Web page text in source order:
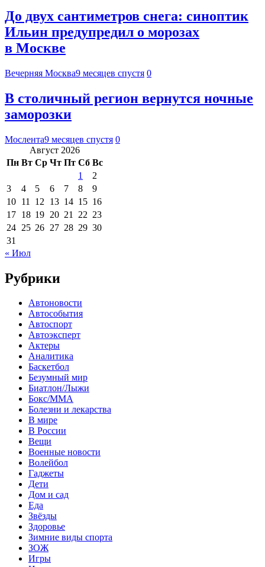
До двух сантиметров снега: синоптик
Ильин предупредил о морозах
в Москве
Вечерняя Москва9 месяцев спустя 0
В столичный регион вернутся ночные
заморозки
Мослента9 месяцев спустя 0
Август 2026
Пн Вт Ср Чт Пт Сб Вс
1
2
3
4 5 6 7 8
9
10 11 12 13 14 15 16
17 18 19 20 21 22 23
24 25 26 27 28 29 30
31
« Июл
Рубрики
Автоновости
Автособытия
Автоспорт
Автоэксперт
Актеры
Аналитика
Баскетбол
Безумный мир
Биатлон/Лыжи
Бокс/MMA
Болезни и лекарства
В мире
В России
Вещи
Военные новости
Волейбол
Гаджеты
Дети
Дом и сад
Еда
Звёзды
Здоровье
Зимние виды спорта
ЗОЖ
Игры